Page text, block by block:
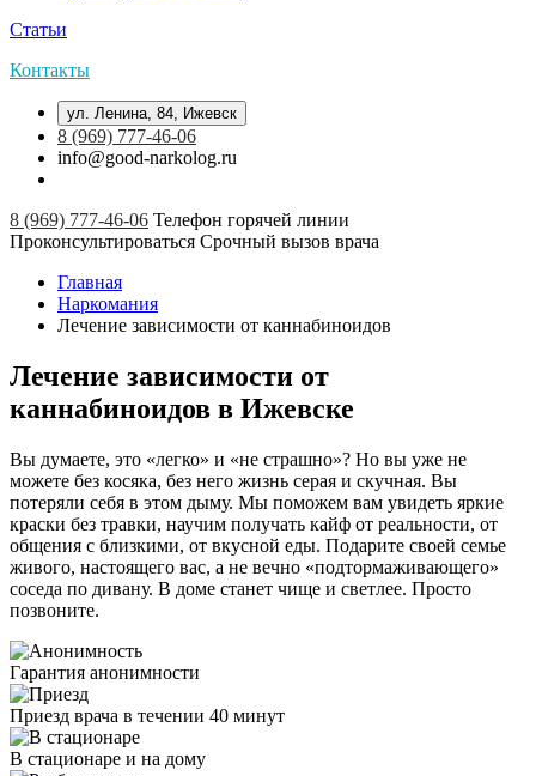
Статьи
Контакты
ул. Ленина, 84, Ижевск
8 (969) 777-46-06
info@good-narkolog.ru
8 (969) 777-46-06 Телефон горячей линии
Проконсультироваться Срочный вызов врача
Главная
Наркомания
Лечение зависимости от каннабиноидов
Лечение зависимости от
каннабиноидов в Ижевске
Вы думаете, это «легко» и «не страшно»? Но вы уже не
можете без косяка, без него жизнь серая и скучная. Вы
потеряли себя в этом дыму. Мы поможем вам увидеть яркие
краски без травки, научим получать кайф от реальности, от
общения с близкими, от вкусной еды. Подарите своей семье
живого, настоящего вас, а не вечно «подтормаживающего»
соседа по дивану. В доме станет чище и светлее. Просто
позвоните.
Гарантия анонимности
Приезд врача в течении 40 минут
В стационаре и на дому